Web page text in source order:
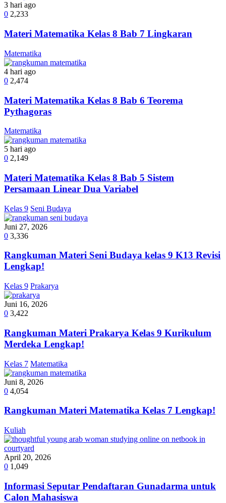
3 hari ago
0 2,233
Materi Matematika Kelas 8 Bab 7 Lingkaran
Matematika
4 hari ago
0 2,474
Materi Matematika Kelas 8 Bab 6 Teorema
Pythagoras
Matematika
5 hari ago
0 2,149
Materi Matematika Kelas 8 Bab 5 Sistem
Persamaan Linear Dua Variabel
Kelas 9 Seni Budaya
Juni 27, 2026
0 3,336
Rangkuman Materi Seni Budaya kelas 9 K13 Revisi
Lengkap!
Kelas 9 Prakarya
Juni 16, 2026
0 3,422
Rangkuman Materi Prakarya Kelas 9 Kurikulum
Merdeka Lengkap!
Kelas 7 Matematika
Juni 8, 2026
0 4,054
Rangkuman Materi Matematika Kelas 7 Lengkap!
Kuliah
April 20, 2026
0 1,049
Informasi Seputar Pendaftaran Gunadarma untuk
Calon Mahasiswa